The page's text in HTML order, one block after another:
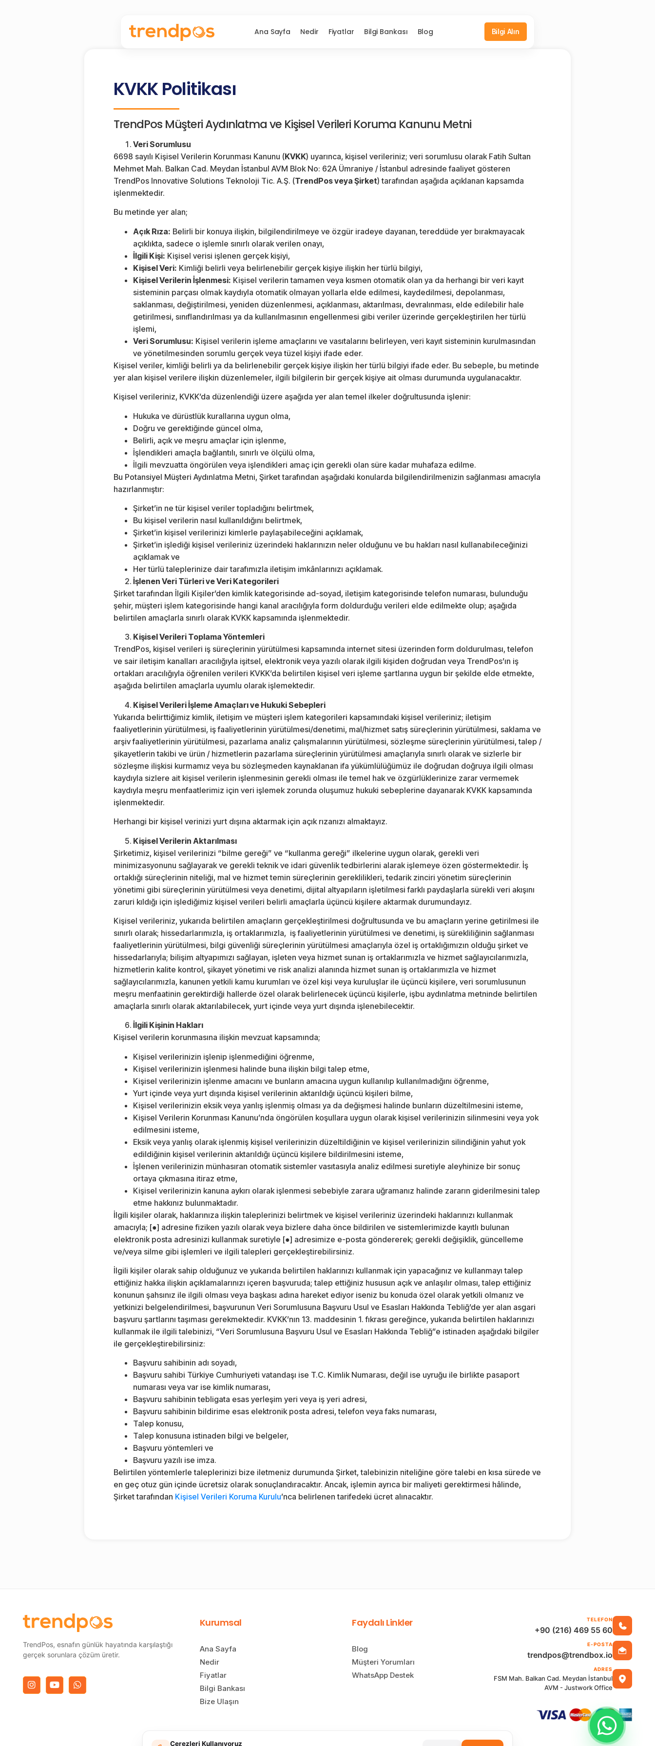
Ana Sayfa Nedir Fiyatlar Bilgi Bankası Blog Bilgi Alın
KVKK Politikası
TrendPos Müşteri Aydınlatma ve Kişisel Verileri Koruma Kanunu Metni
Veri Sorumlusu
6698 sayılı Kişisel Verilerin Korunması Kanunu (KVKK) uyarınca, kişisel verileriniz; veri sorumlusu olarak Fatih Sultan
Mehmet Mah. Balkan Cad. Meydan İstanbul AVM Blok No: 62A Ümraniye / İstanbul adresinde faaliyet gösteren
TrendPos Innovative Solutions Teknoloji Tic. A.Ş. (TrendPos veya Şirket) tarafından aşağıda açıklanan kapsamda
işlenmektedir.
Bu metinde yer alan;
Açık Rıza: Belirli bir konuya ilişkin, bilgilendirilmeye ve özgür iradeye dayanan, tereddüde yer bırakmayacak
açıklıkta, sadece o işlemle sınırlı olarak verilen onayı,
İlgili Kişi: Kişisel verisi işlenen gerçek kişiyi,
Kişisel Veri: Kimliği belirli veya belirlenebilir gerçek kişiye ilişkin her türlü bilgiyi,
Kişisel Verilerin İşlenmesi: Kişisel verilerin tamamen veya kısmen otomatik olan ya da herhangi bir veri kayıt
sisteminin parçası olmak kaydıyla otomatik olmayan yollarla elde edilmesi, kaydedilmesi, depolanması,
saklanması, değiştirilmesi, yeniden düzenlenmesi, açıklanması, aktarılması, devralınması, elde edilebilir hale
getirilmesi, sınıflandırılması ya da kullanılmasının engellenmesi gibi veriler üzerinde gerçekleştirilen her türlü
işlemi,
Veri Sorumlusu: Kişisel verilerin işleme amaçlarını ve vasıtalarını belirleyen, veri kayıt sisteminin kurulmasından
ve yönetilmesinden sorumlu gerçek veya tüzel kişiyi ifade eder.
Kişisel veriler, kimliği belirli ya da belirlenebilir gerçek kişiye ilişkin her türlü bilgiyi ifade eder. Bu sebeple, bu metinde
yer alan kişisel verilere ilişkin düzenlemeler, ilgili bilgilerin bir gerçek kişiye ait olması durumunda uygulanacaktır.
Kişisel verileriniz, KVKK’da düzenlendiği üzere aşağıda yer alan temel ilkeler doğrultusunda işlenir:
Hukuka ve dürüstlük kurallarına uygun olma,
Doğru ve gerektiğinde güncel olma,
Belirli, açık ve meşru amaçlar için işlenme,
İşlendikleri amaçla bağlantılı, sınırlı ve ölçülü olma,
İlgili mevzuatta öngörülen veya işlendikleri amaç için gerekli olan süre kadar muhafaza edilme.
Bu Potansiyel Müşteri Aydınlatma Metni, Şirket tarafından aşağıdaki konularda bilgilendirilmenizin sağlanması amacıyla
hazırlanmıştır:
Şirket’in ne tür kişisel veriler topladığını belirtmek,
Bu kişisel verilerin nasıl kullanıldığını belirtmek,
Şirket’in kişisel verilerinizi kimlerle paylaşabileceğini açıklamak,
Şirket’in işlediği kişisel verileriniz üzerindeki haklarınızın neler olduğunu ve bu hakları nasıl kullanabileceğinizi
açıklamak ve
Her türlü taleplerinize dair tarafımızla iletişim imkânlarınızı açıklamak.
İşlenen Veri Türleri ve Veri Kategorileri
Şirket tarafından İlgili Kişiler’den kimlik kategorisinde ad-soyad, iletişim kategorisinde telefon numarası, bulunduğu
şehir, müşteri işlem kategorisinde hangi kanal aracılığıyla form doldurduğu verileri elde edilmekte olup; aşağıda
belirtilen amaçlarla sınırlı olarak KVKK kapsamında işlenmektedir.
Kişisel Verileri Toplama Yöntemleri
TrendPos, kişisel verileri iş süreçlerinin yürütülmesi kapsamında internet sitesi üzerinden form doldurulması, telefon
ve sair iletişim kanalları aracılığıyla işitsel, elektronik veya yazılı olarak ilgili kişiden doğrudan veya TrendPos’ın iş
ortakları aracılığıyla öğrenilen verileri KVKK’da belirtilen kişisel veri işleme şartlarına uygun bir şekilde elde etmekte,
aşağıda belirtilen amaçlarla uyumlu olarak işlemektedir.
Kişisel Verileri İşleme Amaçları ve Hukuki Sebepleri
Yukarıda belirttiğimiz kimlik, iletişim ve müşteri işlem kategorileri kapsamındaki kişisel verileriniz; iletişim
faaliyetlerinin yürütülmesi, iş faaliyetlerinin yürütülmesi/denetimi, mal/hizmet satış süreçlerinin yürütülmesi, saklama ve
arşiv faaliyetlerinin yürütülmesi, pazarlama analiz çalışmalarının yürütülmesi, sözleşme süreçlerinin yürütülmesi, talep /
şikayetlerin takibi ve ürün / hizmetlerin pazarlama süreçlerinin yürütülmesi amaçlarıyla sınırlı olarak ve sizlerle bir
sözleşme ilişkisi kurmamız veya bu sözleşmeden kaynaklanan ifa yükümlülüğümüz ile doğrudan doğruya ilgili olması
kaydıyla sizlere ait kişisel verilerin işlenmesinin gerekli olması ile temel hak ve özgürlüklerinize zarar vermemek
kaydıyla meşru menfaatlerimiz için veri işlemek zorunda oluşumuz hukuki sebeplerine dayanarak KVKK kapsamında
işlenmektedir.
Herhangi bir kişisel verinizi yurt dışına aktarmak için açık rızanızı almaktayız.
Kişisel Verilerin Aktarılması
Şirketimiz, kişisel verilerinizi “bilme gereği” ve “kullanma gereği” ilkelerine uygun olarak, gerekli veri
minimizasyonunu sağlayarak ve gerekli teknik ve idari güvenlik tedbirlerini alarak işlemeye özen göstermektedir. İş
ortaklığı süreçlerinin niteliği, mal ve hizmet temin süreçlerinin gereklilikleri, tedarik zinciri yönetim süreçlerinin
yönetimi gibi süreçlerinin yürütülmesi veya denetimi, dijital altyapıların işletilmesi farklı paydaşlarla sürekli veri akışını
zaruri kıldığı için işlediğimiz kişisel verileri belirli amaçlarla üçüncü kişilere aktarmak durumundayız.
Kişisel verileriniz, yukarıda belirtilen amaçların gerçekleştirilmesi doğrultusunda ve bu amaçların yerine getirilmesi ile
sınırlı olarak; hissedarlarımızla, iş ortaklarımızla, iş faaliyetlerinin yürütülmesi ve denetimi, iş sürekliliğinin sağlanması
faaliyetlerinin yürütülmesi, bilgi güvenliği süreçlerinin yürütülmesi amaçlarıyla özel iş ortaklığımızın olduğu şirket ve
hissedarlarıyla; bilişim altyapımızı sağlayan, işleten veya hizmet sunan iş ortaklarımızla ve hizmet sağlayıcılarımızla,
hizmetlerin kalite kontrol, şikayet yönetimi ve risk analizi alanında hizmet sunan iş ortaklarımızla ve hizmet
sağlayıcılarımızla, kanunen yetkili kamu kurumları ve özel kişi veya kuruluşlar ile üçüncü kişilere, veri sorumlusunun
meşru menfaatinin gerektirdiği hallerde özel olarak belirlenecek üçüncü kişilerle, işbu aydınlatma metninde belirtilen
amaçlarla sınırlı olarak aktarılabilecek, yurt içinde veya yurt dışında işlenebilecektir.
İlgili Kişinin Hakları
Kişisel verilerin korunmasına ilişkin mevzuat kapsamında;
Kişisel verilerinizin işlenip işlenmediğini öğrenme,
Kişisel verilerinizin işlenmesi halinde buna ilişkin bilgi talep etme,
Kişisel verilerinizin işlenme amacını ve bunların amacına uygun kullanılıp kullanılmadığını öğrenme,
Yurt içinde veya yurt dışında kişisel verilerinin aktarıldığı üçüncü kişileri bilme,
Kişisel verilerinizin eksik veya yanlış işlenmiş olması ya da değişmesi halinde bunların düzeltilmesini isteme,
Kişisel Verilerin Korunması Kanunu’nda öngörülen koşullara uygun olarak kişisel verilerinizin silinmesini veya yok
edilmesini isteme,
Eksik veya yanlış olarak işlenmiş kişisel verilerinizin düzeltildiğinin ve kişisel verilerinizin silindiğinin yahut yok
edildiğinin kişisel verilerinin aktarıldığı üçüncü kişilere bildirilmesini isteme,
İşlenen verilerinizin münhasıran otomatik sistemler vasıtasıyla analiz edilmesi suretiyle aleyhinize bir sonuç
ortaya çıkmasına itiraz etme,
Kişisel verilerinizin kanuna aykırı olarak işlenmesi sebebiyle zarara uğramanız halinde zararın giderilmesini talep
etme hakkınız bulunmaktadır.
İlgili kişiler olarak, haklarınıza ilişkin taleplerinizi belirtmek ve kişisel verileriniz üzerindeki haklarınızı kullanmak
amacıyla; [●] adresine fiziken yazılı olarak veya bizlere daha önce bildirilen ve sistemlerimizde kayıtlı bulunan
elektronik posta adresinizi kullanmak suretiyle [●] adresimize e-posta göndererek; gerekli değişiklik, güncelleme
ve/veya silme gibi işlemleri ve ilgili talepleri gerçekleştirebilirsiniz.
İlgili kişiler olarak sahip olduğunuz ve yukarıda belirtilen haklarınızı kullanmak için yapacağınız ve kullanmayı talep
ettiğiniz hakka ilişkin açıklamalarınızı içeren başvuruda; talep ettiğiniz hususun açık ve anlaşılır olması, talep ettiğiniz
konunun şahsınız ile ilgili olması veya başkası adına hareket ediyor iseniz bu konuda özel olarak yetkili olmanız ve
yetkinizi belgelendirilmesi, başvurunun Veri Sorumlusuna Başvuru Usul ve Esasları Hakkında Tebliğ’de yer alan asgari
başvuru şartlarını taşıması gerekmektedir. KVKK’nın 13. maddesinin 1. fıkrası gereğince, yukarıda belirtilen haklarınızı
kullanmak ile ilgili talebinizi, “Veri Sorumlusuna Başvuru Usul ve Esasları Hakkında Tebliğ”e istinaden aşağıdaki bilgiler
ile gerçekleştirebilirsiniz:
Başvuru sahibinin adı soyadı,
Başvuru sahibi Türkiye Cumhuriyeti vatandaşı ise T.C. Kimlik Numarası, değil ise uyruğu ile birlikte pasaport
numarası veya var ise kimlik numarası,
Başvuru sahibinin tebligata esas yerleşim yeri veya iş yeri adresi,
Başvuru sahibinin bildirime esas elektronik posta adresi, telefon veya faks numarası,
Talep konusu,
Talep konusuna istinaden bilgi ve belgeler,
Başvuru yöntemleri ve
Başvuru yazılı ise imza.
Belirtilen yöntemlerle taleplerinizi bize iletmeniz durumunda Şirket, talebinizin niteliğine göre talebi en kısa sürede ve
en geç otuz gün içinde ücretsiz olarak sonuçlandıracaktır. Ancak, işlemin ayrıca bir maliyeti gerektirmesi hâlinde,
Şirket tarafından Kişisel Verileri Koruma Kurulu’nca belirlenen tarifedeki ücret alınacaktır.
TrendPos, esnafın günlük hayatında karşılaştığı
gerçek sorunlara çözüm üretir.
Kurumsal
Ana Sayfa
Nedir
Fiyatlar
Bilgi Bankası
Bize Ulaşın
Faydalı Linkler
Blog
Müşteri Yorumları
WhatsApp Destek
TELEFON
+90 (216) 469 55 60
E-POSTA
trendpos@trendbox.io
ADRES
FSM Mah. Balkan Cad. Meydan İstanbul
AVM - Justwork Office
Çerezleri Kullanıyoruz